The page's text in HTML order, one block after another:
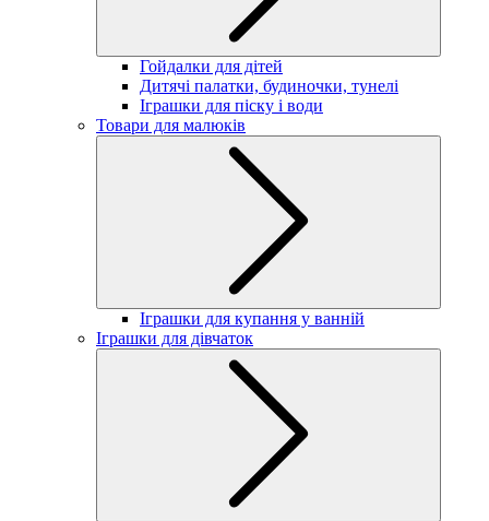
Гойдалки для дітей
Дитячі палатки, будиночки, тунелі
Іграшки для піску і води
Товари для малюків
Іграшки для купання у ванній
Іграшки для дівчаток